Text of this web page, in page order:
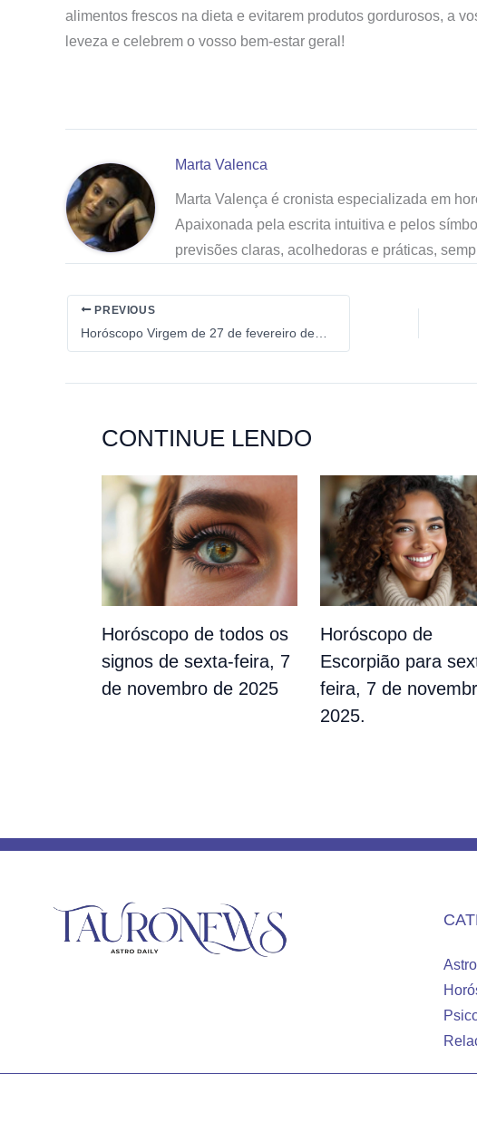
alimentos frescos na dieta e evitarem produtos gordurosos, a
leveza e celebrem o vosso bem-estar geral!
Marta Valenca
Marta Valença é cronista especializada em
Apaixonada pela escrita intuitiva e pelos
previsões claras, acolhedoras e práticas,
PREVIOUS
CONTINUE LENDO
Horóscopo de todos os
signos de sexta-feira, 7
de novembro de 2025
Horóscopo de
Escorpião para
feira, 7 de
2025.